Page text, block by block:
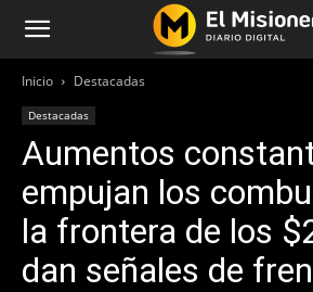
Inicio Destacadas
Destacadas
Aumentos
empujan los
la frontera de los
dan señales de